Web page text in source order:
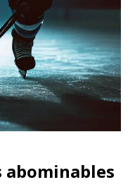
abominables